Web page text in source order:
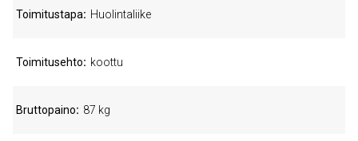
Toimitustapa Huolintaliike
Toimitusehto koottu
Bruttopaino 87 kg